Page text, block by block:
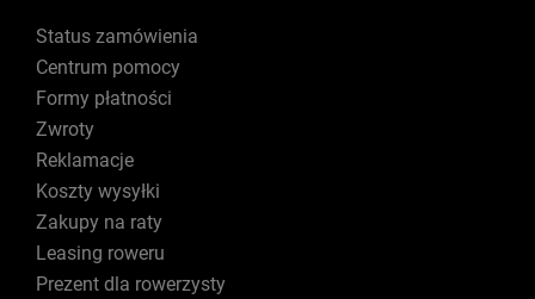
Status zamówienia
Centrum pomocy
Formy płatności
Zwroty
Reklamacje
Koszty wysyłki
Zakupy na raty
Leasing roweru
Prezent dla rowerzysty